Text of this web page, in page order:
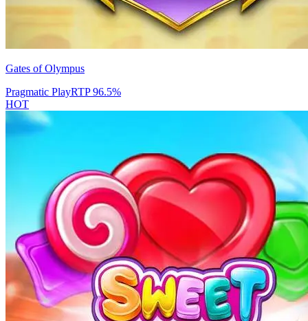
Gates of Olympus
Pragmatic PlayRTP96.5%
HOT